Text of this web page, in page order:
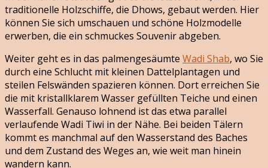
traditionelle Holzschiffe, die Dhows, gebaut werden. Hier
können Sie sich umschauen und schöne Holzmodelle
erwerben, die ein schmuckes Souvenir abgeben.
Weiter geht es in das palmengesäumte Wadi Shab, wo Sie
durch eine Schlucht mit kleinen Dattelplantagen und
steilen Felswänden spazieren können. Dort erreichen Sie
die mit kristallklarem Wasser gefüllten Teiche und einen
Wasserfall. Genauso lohnend ist das etwa parallel
verlaufende Wadi Tiwi in der Nähe. Bei beiden Tälern
kommt es manchmal auf den Wasserstand des Baches
und dem Zustand des Weges an, wie weit man hinein
wandern kann.